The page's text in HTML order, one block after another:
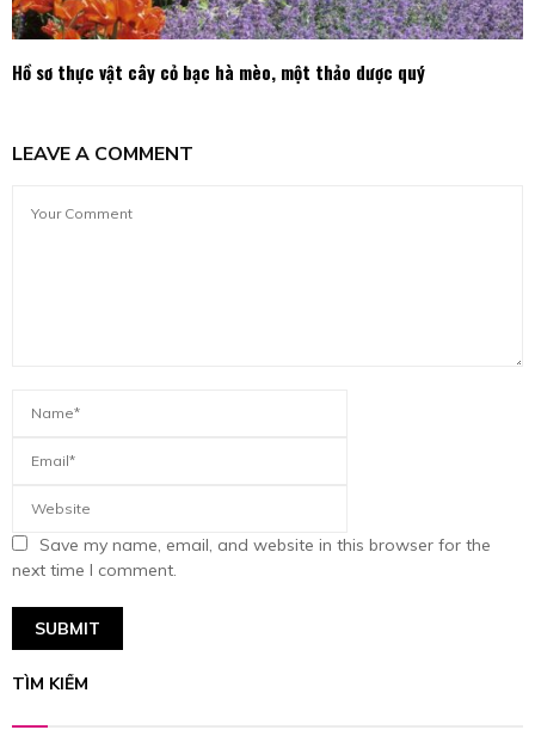
Hồ sơ thực vật cây cỏ bạc hà mèo, một thảo dược quý
LEAVE A COMMENT
Save my name, email, and website in this browser for the
next time I comment.
TÌM KIẾM